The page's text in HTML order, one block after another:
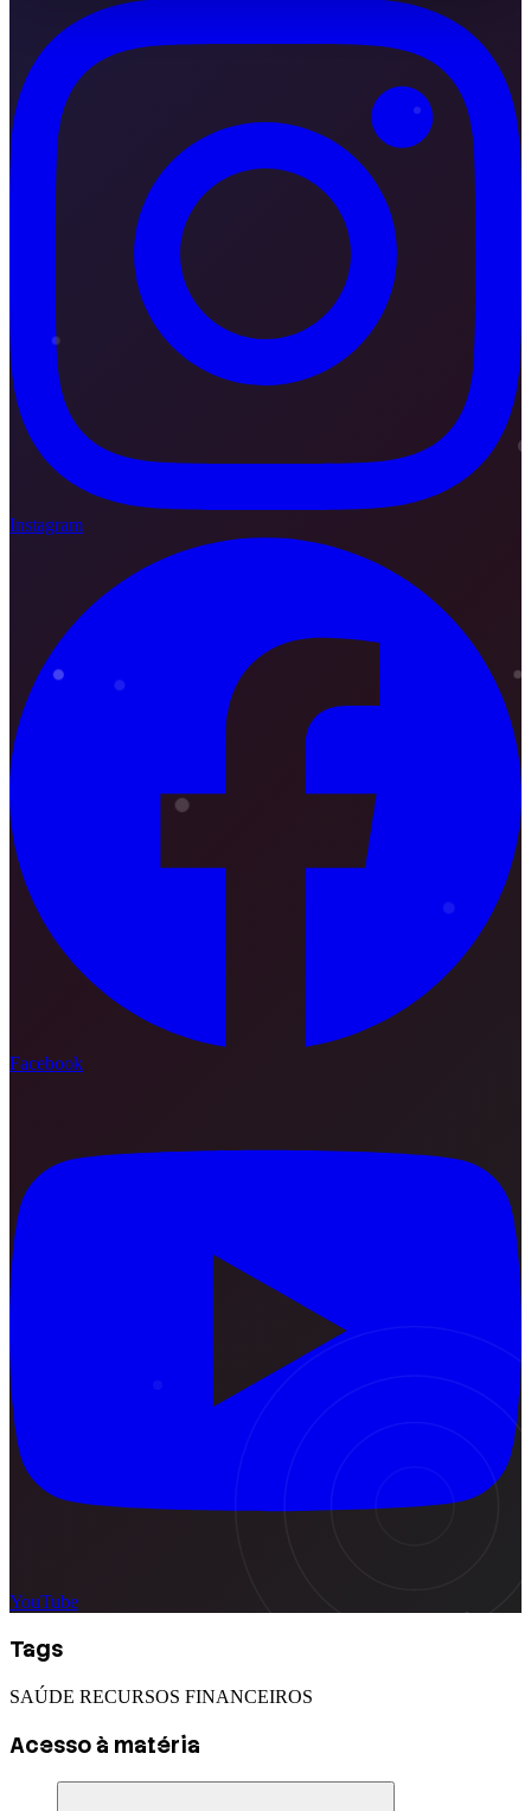
Instagram
Facebook
YouTube
Tags
SAÚDE RECURSOS FINANCEIROS
Acesso à matéria